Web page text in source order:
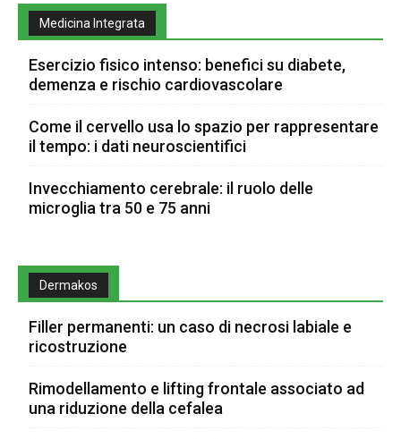
Medicina Integrata
Esercizio fisico intenso: benefici su diabete,
demenza e rischio cardiovascolare
Come il cervello usa lo spazio per rappresentare
il tempo: i dati neuroscientifici
Invecchiamento cerebrale: il ruolo delle
microglia tra 50 e 75 anni
Dermakos
Filler permanenti: un caso di necrosi labiale e
ricostruzione
Rimodellamento e lifting frontale associato ad
una riduzione della cefalea